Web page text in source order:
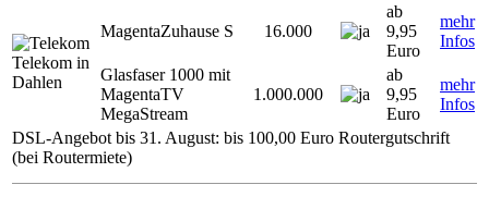
Telekom in
Dahlen
MagentaZuhause S 16.000
ab
9,95
Euro
mehr
Infos
Glasfaser 1000 mit
MagentaTV
MegaStream
1.000.000
ab
9,95
Euro
mehr
Infos
DSL-Angebot bis 31. August: bis 100,00 Euro Routergutschrift
(bei Routermiete)